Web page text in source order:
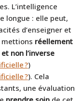
L’intelligence
longue : elle peut,
d’enseigner et
mettions réellement
non l’inverse
?)
?). Cela
une évaluation